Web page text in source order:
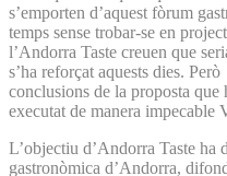
s’emporten d’aquest fòrum
temps sense trobar-se en
l’Andorra Taste creuen que
s’ha reforçat aquests dies.
conclusions de la proposta
executat de manera impecable
L’objectiu d’Andorra Taste
gastronòmica d’Andorra,